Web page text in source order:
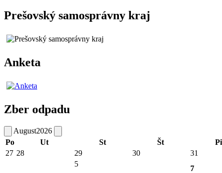
Prešovský samosprávny kraj
Anketa
Zber odpadu
August2026
Po
Ut St Št
Pi
27 28 29 30 31
5
7